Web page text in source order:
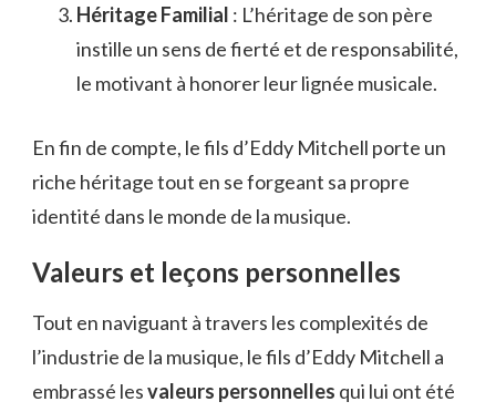
Héritage Familial : L’héritage de son père
instille un sens de fierté et de responsabilité,
le motivant à honorer leur lignée musicale.
En fin de compte, le fils d’Eddy Mitchell porte un
riche héritage tout en se forgeant sa propre
identité dans le monde de la musique.
Valeurs et leçons personnelles
Tout en naviguant à travers les complexités de
l’industrie de la musique, le fils d’Eddy Mitchell a
embrassé lesvaleurs personnelles qui lui ont été